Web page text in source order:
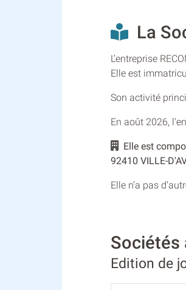
La
L’entreprise
Elle est
Son activité
En août 2026,
Elle est
92410 VILLE-
Elle n’a pas
Sociétés
Edition de